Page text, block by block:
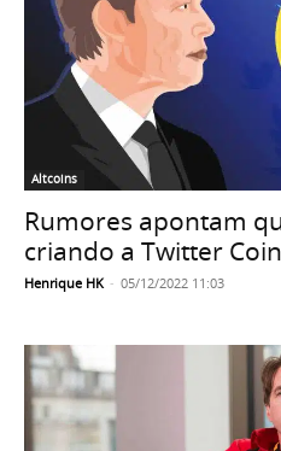
Altcoins
Rumores apontam
criando a Twitter Coin
Henrique HK - 05/12/2022 11:03